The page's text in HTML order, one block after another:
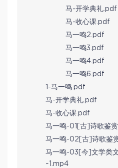
马-开学典礼.pdf
马-收心课.pdf
马一鸣2.pdf
马一鸣3.pdf
马一鸣4.pdf
马一鸣6.pdf
1-马一鸣.pdf
马-开学典礼.pdf
马-收心课.pdf
马一鸣-01[古]诗歌鉴
马一鸣-02[古]诗歌鉴
马一鸣-03[今]文学类
~1.mp4